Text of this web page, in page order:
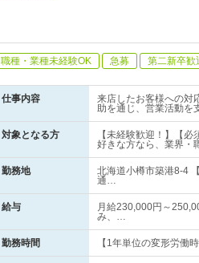
職種・業種未経験OK 急募 第二新卒歓
仕事内容
来店したお客様への対
助を通じ、営業活動を
対象となる方
【未経験歓迎！】【
好きな方なら、業界・
勤務地
北海道小樽市築港8-4
通…
給与
月給230,000円～
み、…
勤務時間 【1年単位の変形労働